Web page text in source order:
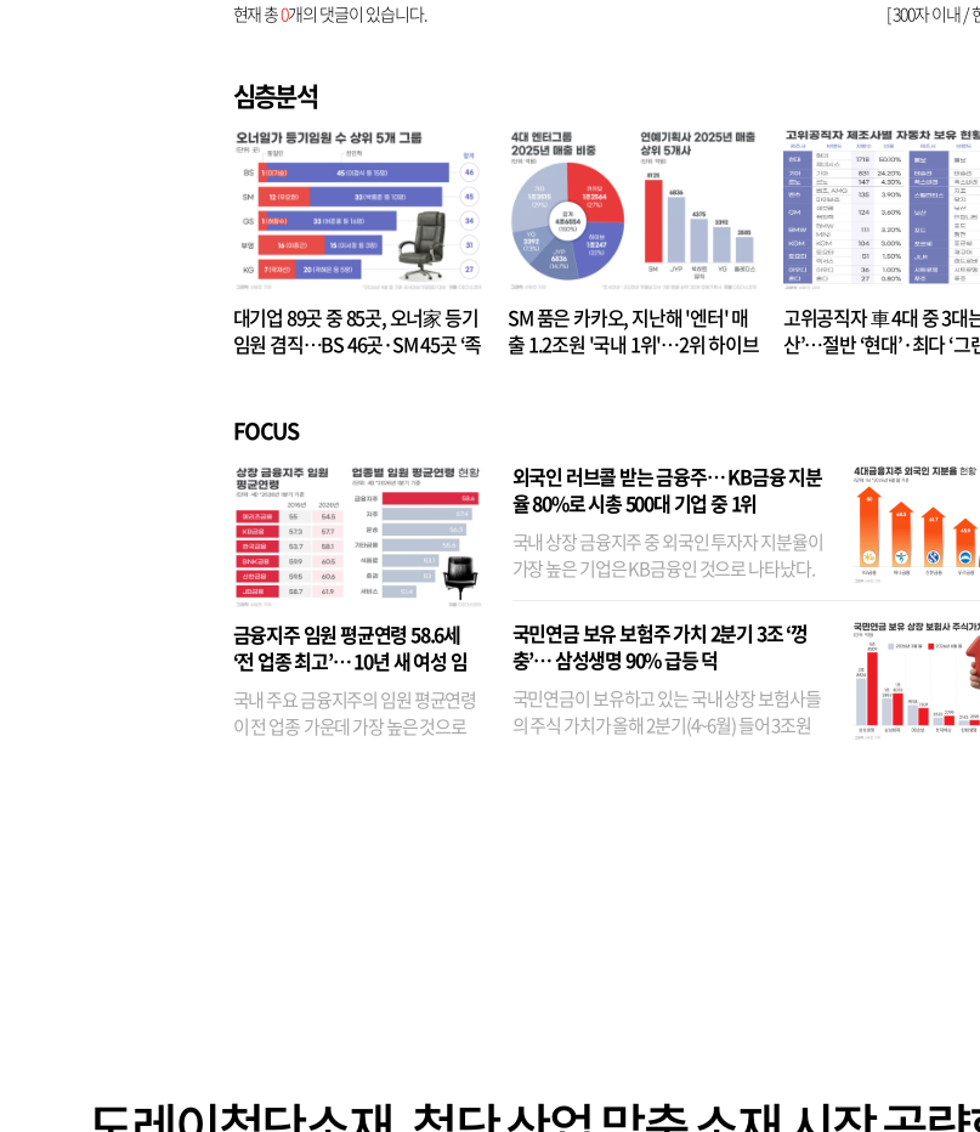
[ 300자 이내 /
현재 총0개의 댓글이 있습니다.
심층분석
대기업 89곳 중 85곳, 오너家 등기
임원 겸직…BS 46곳·SM 45곳 ‘족
SM 품은 카카오, 지난해 '엔터' 매
출 1.2조원 '국내 1위'…2위 하이브
고위공직자 車 4대 중 3대
산’…절반 ‘현대’·최다 ‘그
FOCUS
금융지주 임원 평균연령 58.6세
‘전 업종 최고’… 10년 새 여성 임
원은 14배 껑충
국내 주요 금융지주의 임원 평균연령
이 전 업종 가운데 가장 높은 것으로
외국인 러브콜 받는 금융주… KB금융 지분
율 80%로 시총 500대 기업 중 1위
국내 상장 금융지주 중 외국인 투자자 지분율이
가장 높은 기업은 KB금융인 것으로 나타났다.
융이었다. 특히 KB금융은 지난달 말 기준 해외
기관투자자 지분율이...
국민연금 보유 보험주 가치 2분기 3조 ‘껑
충’… 삼성생명 90% 급등 덕
국민연금이 보유하고 있는 국내 상장 보험사들
의 주식 가치가 올해 2분기(4~6월) 들어 3조원